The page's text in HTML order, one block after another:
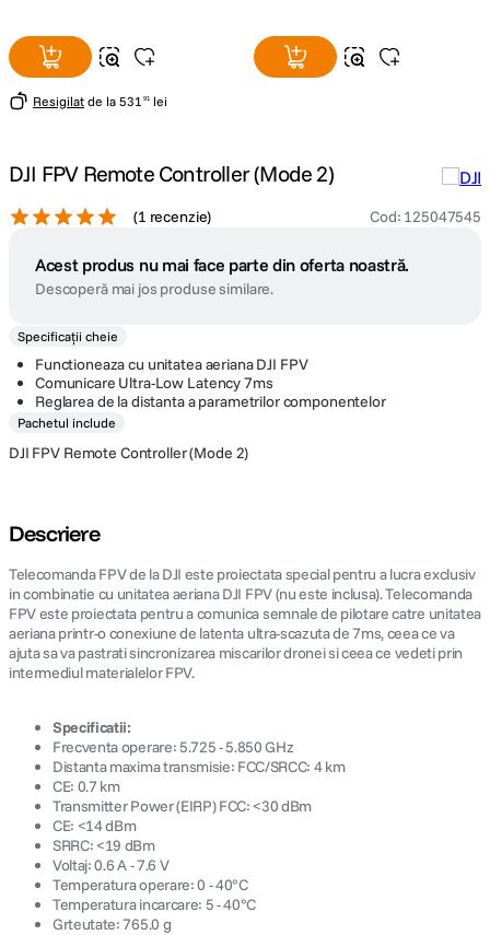
Resigilat de la 531 91 lei
DJI FPV Remote Controller (Mode 2)
(1 recenzie) Cod: 125047545
Acest produs nu mai face parte din oferta noastră.
Descoperă mai jos produse similare.
Specificații cheie
Functioneaza cu unitatea aeriana DJI FPV
Comunicare Ultra-Low Latency 7ms
Reglarea de la distanta a parametrilor componentelor
Pachetul include
DJI FPV Remote Controller (Mode 2)
Descriere
Telecomanda FPV de la DJI este proiectata special pentru a lucra exclusiv
in combinatie cu unitatea aeriana DJI FPV (nu este inclusa). Telecomanda
FPV este proiectata pentru a comunica semnale de pilotare catre unitatea
aeriana printr-o conexiune de latenta ultra-scazuta de 7ms, ceea ce va
ajuta sa va pastrati sincronizarea miscarilor dronei si ceea ce vedeti prin
intermediul materialelor FPV.
Specificatii:
Frecventa operare: 5.725 - 5.850 GHz
Distanta maxima transmisie: FCC/SRCC: 4 km
CE: 0.7 km
Transmitter Power (EIRP) FCC: <30 dBm
CE: <14 dBm
SRRC: <19 dBm
Voltaj: 0.6 A - 7.6 V
Temperatura operare: 0 - 40°C
Temperatura incarcare: 5 - 40°C
Grteutate: 765.0 g